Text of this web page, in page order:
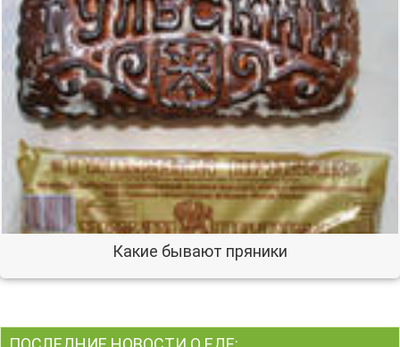
Какие бывают пряники